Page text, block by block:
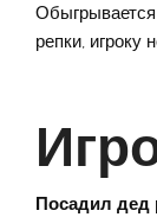
репки, игроку
Посадил дед